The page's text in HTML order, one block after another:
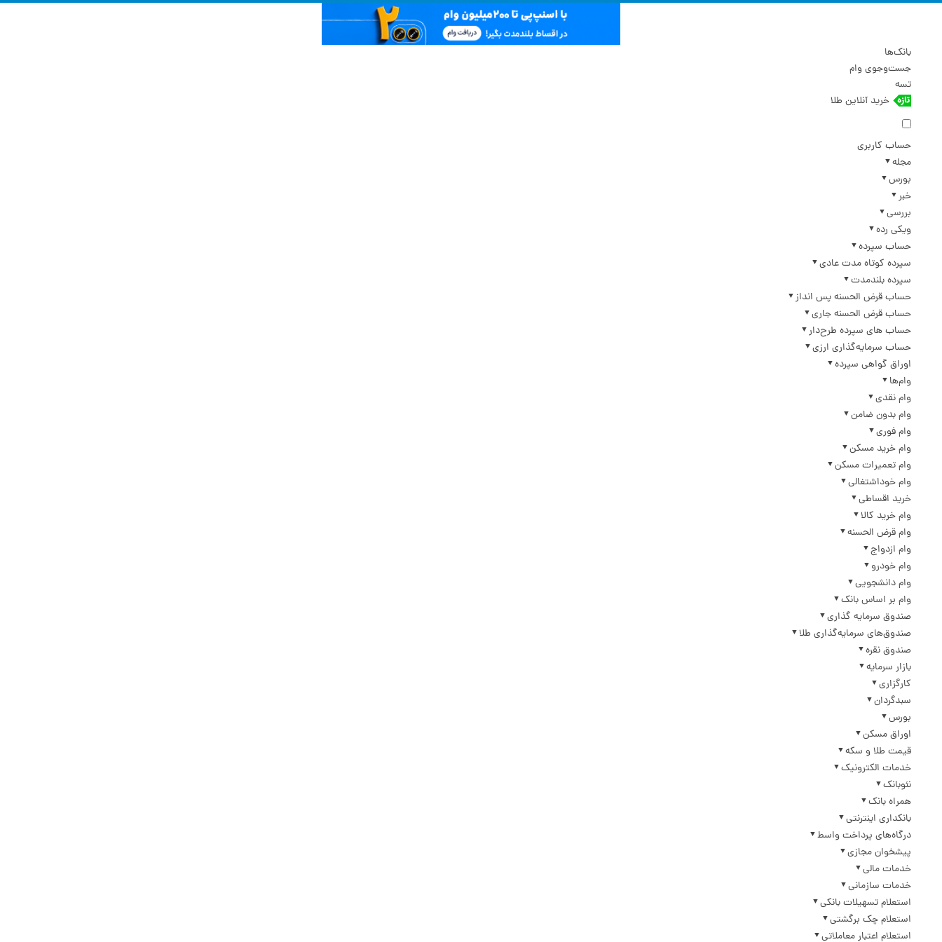
بانک‌ها
جست‌وجوی وام
تسه
خرید آنلاین طلا
حساب کاربری
مجله
بورس
خبر
بررسی
ویکی رده
حساب سپرده
سپرده کوتاه مدت عادی
سپرده بلندمدت
حساب قرض الحسنه پس انداز
حساب قرض الحسنه جاری
حساب های سپرده طرح‌دار
حساب سرمایه‌گذاری ارزی
اوراق گواهی سپرده
وام‌ها
وام نقدی
وام بدون ضامن
وام فوری
وام خرید مسکن
وام تعمیرات مسکن
وام خوداشتغالی
خرید اقساطی
وام خرید کالا
وام قرض الحسنه
وام ازدواج
وام خودرو
وام دانشجویی
وام بر اساس بانک
صندوق سرمایه گذاری
صندوق‌های سرمایه‌گذاری طلا
صندوق نقره
بازار سرمایه
کارگزاری
سبدگردان
بورس
اوراق مسکن
قیمت طلا و سکه
خدمات الکترونیک
نئوبانک
همراه بانک
بانکداری اینترنتی
درگاه‌های پرداخت واسط
پیشخوان مجازی
خدمات مالی
خدمات سازمانی
استعلام تسهیلات بانکی
استعلام چک برگشتی
استعلام اعتبار معاملاتی